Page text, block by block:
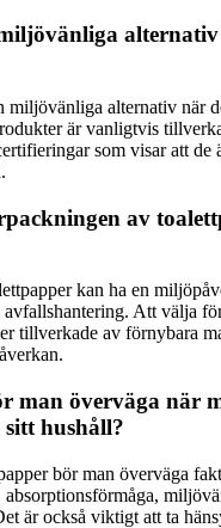
miljövänliga alternativ när
är vanligtvis
som visar att de
av
kan ha en
Att välja
tillverkade av förnybara
man överväga när
hushåll?
bör man överväga
är också viktigt att ta